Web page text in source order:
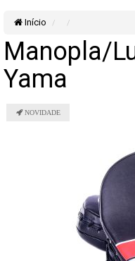
Início
Manopla/
Yama